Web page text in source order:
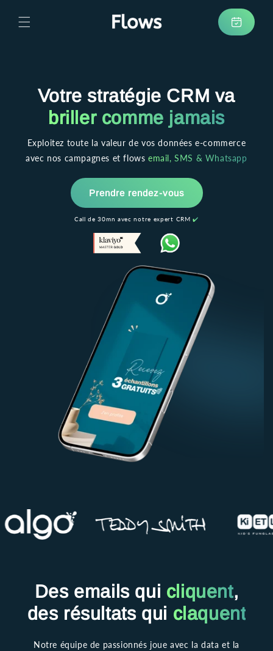
passer
au
Prendre
rendez-
Votre stratégie CRM va
briller comme jamais
Exploitez toute la valeur de vos données e-commerce
avec nos campagnes et flowsemail, SMS & Whatsapp
Prendre rendez-vous
Call de 30mn avec notre expert CRM✔️
Des emails qui cliquent,
des résultats qui claquent
Notre équipe de passionnés joue avec la data et la